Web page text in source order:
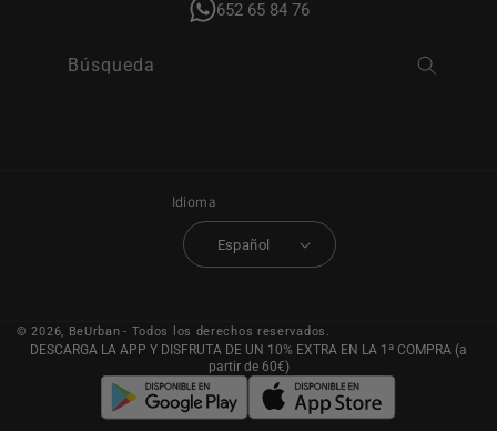
652 65 84 76
Búsqueda
Idioma
Español
© 2026, BeUrban - Todos los derechos reservados.
DESCARGA LA APP Y DISFRUTA DE UN 10% EXTRA EN LA 1ª COMPRA (a
partir de 60€)